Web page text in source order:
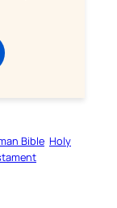
Bible Holy